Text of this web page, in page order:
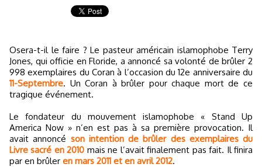
Osera-t-il le faire ? Le pasteur américain islamophobe Terry
Jones, qui officie en Floride, a annoncé sa volonté de brûler 2
998 exemplaires du Coran à l’occasion du 12e anniversaire du
11-Septembre. Un Coran à brûler pour chaque mort de ce
tragique événement.
Le fondateur du mouvement islamophobe « Stand Up
America Now » n’en est pas à sa première provocation. Il
avait annoncé son intention de brûler des exemplaires du
Livre sacré en 2010 mais ne l’avait finalement pas fait. Il finira
par en brûler en mars 2011 et en avril 2012.